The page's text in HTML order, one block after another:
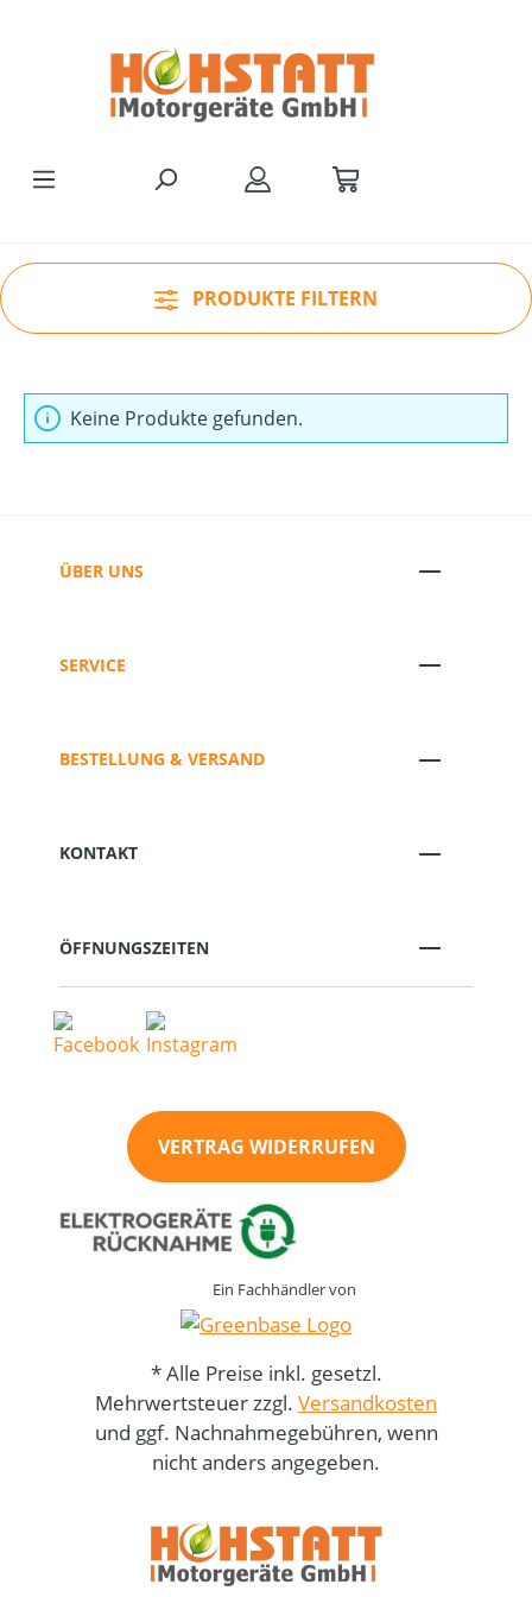
PRODUKTE FILTERN
Keine Produkte gefunden.
ÜBER UNS
SERVICE
BESTELLUNG & VERSAND
KONTAKT
ÖFFNUNGSZEITEN
VERTRAG WIDERRUFEN
Ein Fachhändler von
* Alle Preise inkl. gesetzl.
Mehrwertsteuer zzgl. Versandkosten
und ggf. Nachnahmegebühren, wenn
nicht anders angegeben.